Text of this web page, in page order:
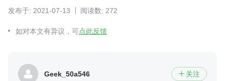
发布于: 2021-07-13 阅读数: 272
如对本文有异议，可点此反馈
Geek_50a546  关注